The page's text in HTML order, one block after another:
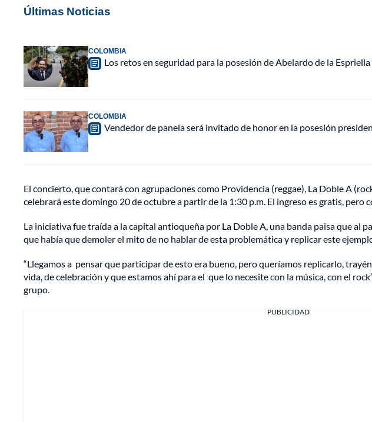
Últimas Noticias
COLOMBIA
Los retos en seguridad para la posesión de Abelardo de la
COLOMBIA
Vendedor de panela será invitado de honor en la posesión
El concierto, que contará con agrupaciones como Providencia (reggae), La Doble A
celebrará este domingo 20 de octubre a partir de la 1:30 p.m. El ingreso es gratis, pero
La iniciativa fue traída a la capital antioqueña por La Doble A, una banda paisa que al
que había que demoler el mito de no hablar de esta problemática y replicar este
“Llegamos a pensar que participar de esto era bueno, pero queríamos replicarlo,
vida, de celebración y que estamos ahí para el que lo necesite con la música, con el
grupo.
PUBLICIDAD